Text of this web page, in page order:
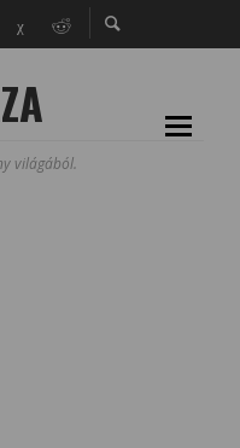
világából.